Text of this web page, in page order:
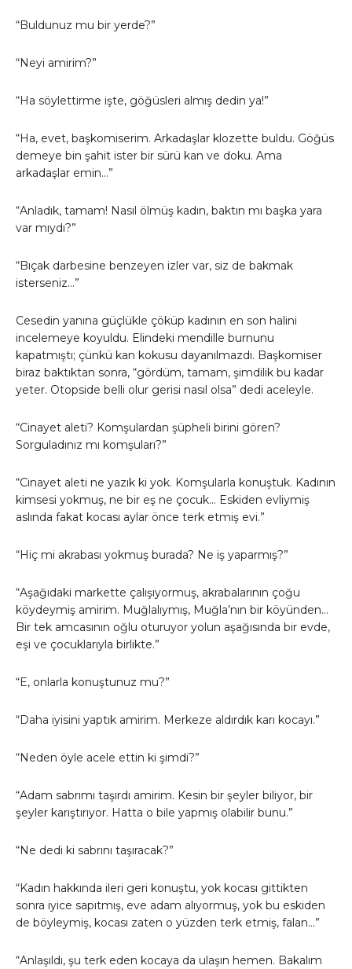
“Buldunuz mu bir yerde?”
“Neyi amirim?”
“Ha söylettirme işte, göğüsleri almış dedin ya!”
“Ha, evet, başkomiserim. Arkadaşlar klozette buldu. Göğüs
demeye bin şahit ister bir sürü kan ve doku. Ama
arkadaşlar emin…”
“Anladık, tamam! Nasıl ölmüş kadın, baktın mı başka yara
var mıydı?”
“Bıçak darbesine benzeyen izler var, siz de bakmak
isterseniz…”
Cesedin yanına güçlükle çöküp kadının en son halini
incelemeye koyuldu. Elindeki mendille burnunu
kapatmıştı; çünkü kan kokusu dayanılmazdı. Başkomiser
biraz baktıktan sonra, “gördüm, tamam, şimdilik bu kadar
yeter. Otopside belli olur gerisi nasıl olsa” dedi aceleyle.
“Cinayet aleti? Komşulardan şüpheli birini gören?
Sorguladınız mı komşuları?”
“Cinayet aleti ne yazık ki yok. Komşularla konuştuk. Kadının
kimsesi yokmuş, ne bir eş ne çocuk… Eskiden evliymiş
aslında fakat kocası aylar önce terk etmiş evi.”
“Hiç mi akrabası yokmuş burada? Ne iş yaparmış?”
“Aşağıdaki markette çalışıyormuş, akrabalarının çoğu
köydeymiş amirim. Muğlalıymış, Muğla’nın bir köyünden…
Bir tek amcasının oğlu oturuyor yolun aşağısında bir evde,
eşi ve çocuklarıyla birlikte.”
“E, onlarla konuştunuz mu?”
“Daha iyisini yaptık amirim. Merkeze aldırdık karı kocayı.”
“Neden öyle acele ettin ki şimdi?”
“Adam sabrımı taşırdı amirim. Kesin bir şeyler biliyor, bir
şeyler karıştırıyor. Hatta o bile yapmış olabilir bunu.”
“Ne dedi ki sabrını taşıracak?”
“Kadın hakkında ileri geri konuştu, yok kocası gittikten
sonra iyice sapıtmış, eve adam alıyormuş, yok bu eskiden
de böyleymiş, kocası zaten o yüzden terk etmiş, falan…”
“Anlaşıldı, şu terk eden kocaya da ulaşın hemen. Bakalım